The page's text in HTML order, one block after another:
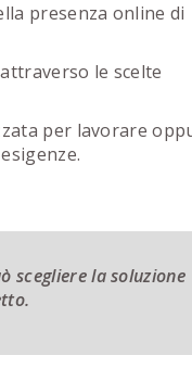
presenza online di
le scelte
per lavorare
scegliere la soluzione